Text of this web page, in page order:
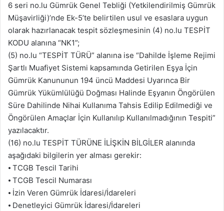
6 seri no.lu Gümrük Genel Tebliği (Yetkilendirilmiş Gümrük
Müşavirliği)’nde Ek-5’te belirtilen usul ve esaslara uygun
olarak hazırlanacak tespit sözleşmesinin (4) no.lu TESPİT
KODU alanına “NK1”;
(5) no.lu “TESPİT TÜRÜ” alanına ise “Dahilde İşleme Rejimi
Şartlı Muafiyet Sistemi kapsamında Getirilen Eşya İçin
Gümrük Kanununun 194 üncü Maddesi Uyarınca Bir
Gümrük Yükümlülüğü Doğması Halinde Eşyanın Öngörülen
Süre Dahilinde Nihai Kullanıma Tahsis Edilip Edilmediği ve
Öngörülen Amaçlar İçin Kullanılıp Kullanılmadığının Tespiti”
yazılacaktır.
(16) no.lu TESPİT TÜRÜNE İLİŞKİN BİLGİLER alanında
aşağıdaki bilgilerin yer alması gerekir:
⦁ TCGB Tescil Tarihi
⦁ TCGB Tescil Numarası
⦁ İzin Veren Gümrük İdaresi/İdareleri
⦁ Denetleyici Gümrük İdaresi/İdareleri